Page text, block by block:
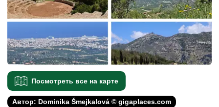
Посмотреть все на карте
Автор: Dominika Šmejkalová © gigaplaces.com